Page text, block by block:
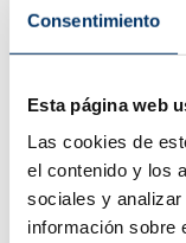
Consentimiento
Esta página web
Las cookies de
el contenido y los
sociales y
información sobre
5. Preservazione
In quali casi è
Per quanto tempo
gravidanza?
6. Donazione di